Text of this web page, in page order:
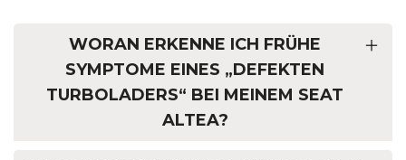
WORAN ERKENNE ICH FRÜHE
SYMPTOME EINES „DEFEKTEN
TURBOLADERS“ BEI MEINEM SEAT
ALTEA?